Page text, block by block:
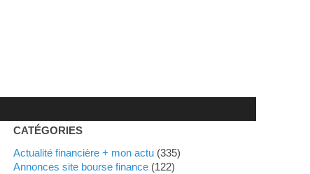
CATÉGORIES
Actualité financière + mon actu (335)
Annonces site bourse finance (122)